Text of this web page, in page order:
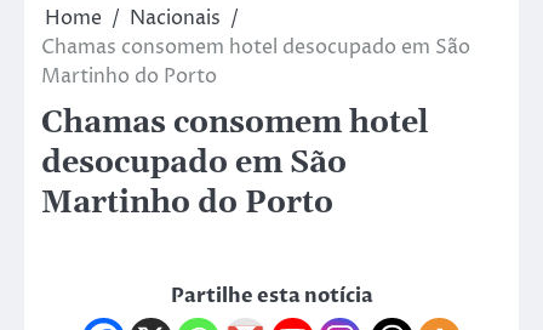
Home
Nacionais
Chamas consomem hotel desocupado em São
Martinho do Porto
Chamas consomem hotel
desocupado em São
Martinho do Porto
Partilhe esta notícia